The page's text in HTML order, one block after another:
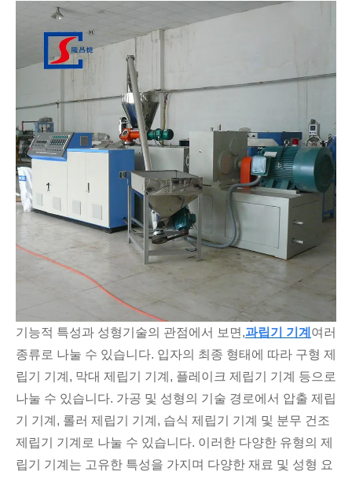
기능적 특성과 성형기술의 관점에서 보면,과립기 기계 여러
종류로 나눌 수 있습니다. 입자의 최종 형태에 따라 구형 제
립기 기계, 막대 제립기 기계, 플레이크 제립기 기계 등으로
나눌 수 있습니다. 가공 및 성형의 기술 경로에서 압출 제립
기 기계, 롤러 제립기 기계, 습식 제립기 기계 및 분무 건조
제립기 기계로 나눌 수 있습니다. 이러한 다양한 유형의 제
립기 기계는 고유한 특성을 가지며 다양한 재료 및 성형 요